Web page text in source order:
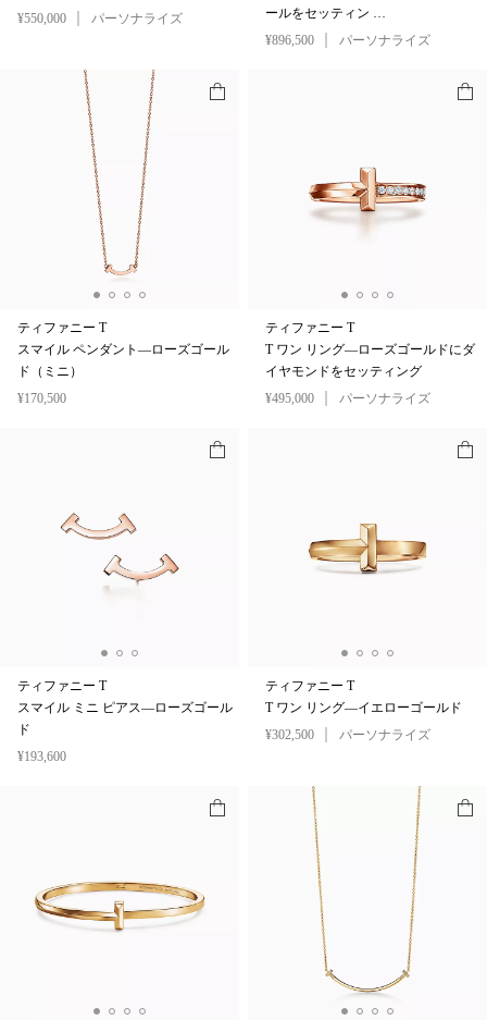
¥550,000
パーソナライズ
ールをセッティン …
¥896,500
パーソナライズ
ティファニー T
スマイル ペンダント—ローズゴール
ド（ミニ）
¥170,500
ティファニー T
T ワン リング—ローズゴールドにダ
イヤモンドをセッティング
¥495,000
パーソナライズ
ティファニー T
スマイル ミニ ピアス—ローズゴール
ド
¥193,600
ティファニー T
T ワン リング—イエローゴールド
¥302,500
パーソナライズ